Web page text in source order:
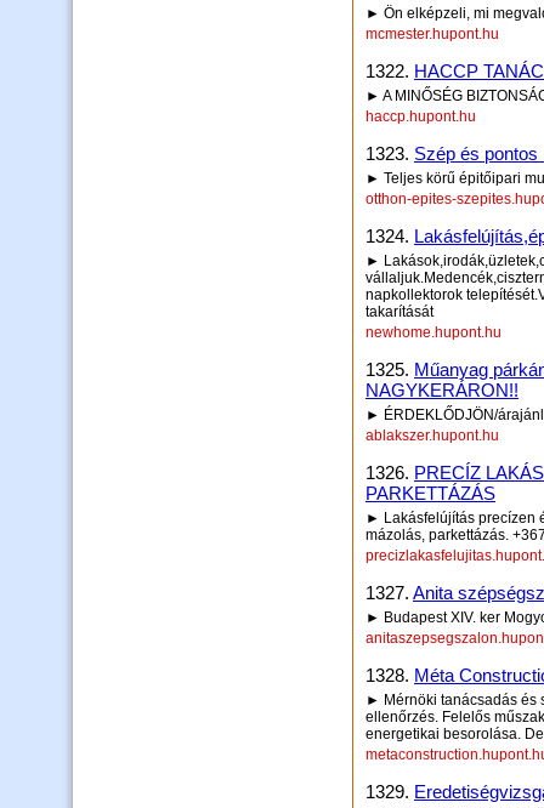
► Ön elképzeli, mi
mcmester.hupont.hu
1322. HACCP
► A MINŐSÉG
haccp.hupont.hu
1323. Szép és
► Teljes körű épitőipari
otthon-epites-
1324.
►
napkollektorok
takarítását
newhome.hupont.hu
1325. Műanyag
NAGYKERÁRON!!
► ÉRDEKLŐDJÖN/
ablakszer.hupont.hu
1326. PRECÍZ
PARKETTÁZÁS
► Lakásfelújítás precízen
mázolás, parkettázás.
1327. Anita
► Budapest XIV. ker
1328. Méta
► Mérnöki tanácsadás és
ellenőrzés. Felelős
energetikai besorolása.
1329.